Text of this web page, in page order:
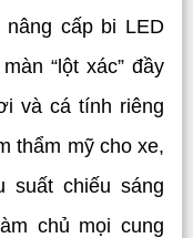
cấp bi LED
“lột xác” đầy
và cá tính riêng
thẩm mỹ cho xe,
suất chiếu sáng
chủ mọi cung